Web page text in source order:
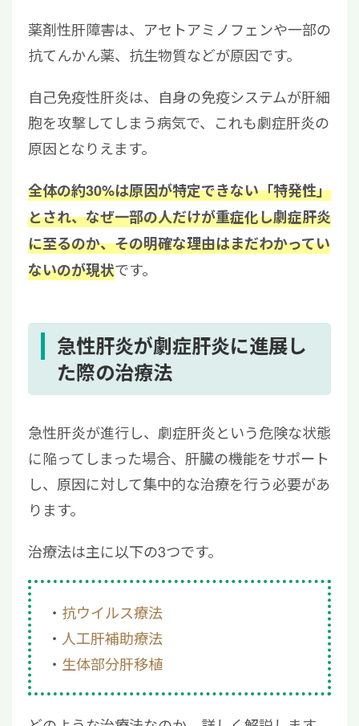
薬剤性肝障害は、アセトアミノフェンや一部の
抗てんかん薬、抗生物質などが原因です。
自己免疫性肝炎は、自身の免疫システムが肝細
胞を攻撃してしまう病気で、これも劇症肝炎の
原因となりえます。
全体の約30%は原因が特定できない「特発性」
とされ、なぜ一部の人だけが重症化し劇症肝炎
に至るのか、その明確な理由はまだわかってい
ないのが現状です。
急性肝炎が劇症肝炎に進展し
た際の治療法
急性肝炎が進行し、劇症肝炎という危険な状態
に陥ってしまった場合、肝臓の機能をサポート
し、原因に対して集中的な治療を行う必要があ
ります。
治療法は主に以下の3つです。
抗ウイルス療法
人工肝補助療法
生体部分肝移植